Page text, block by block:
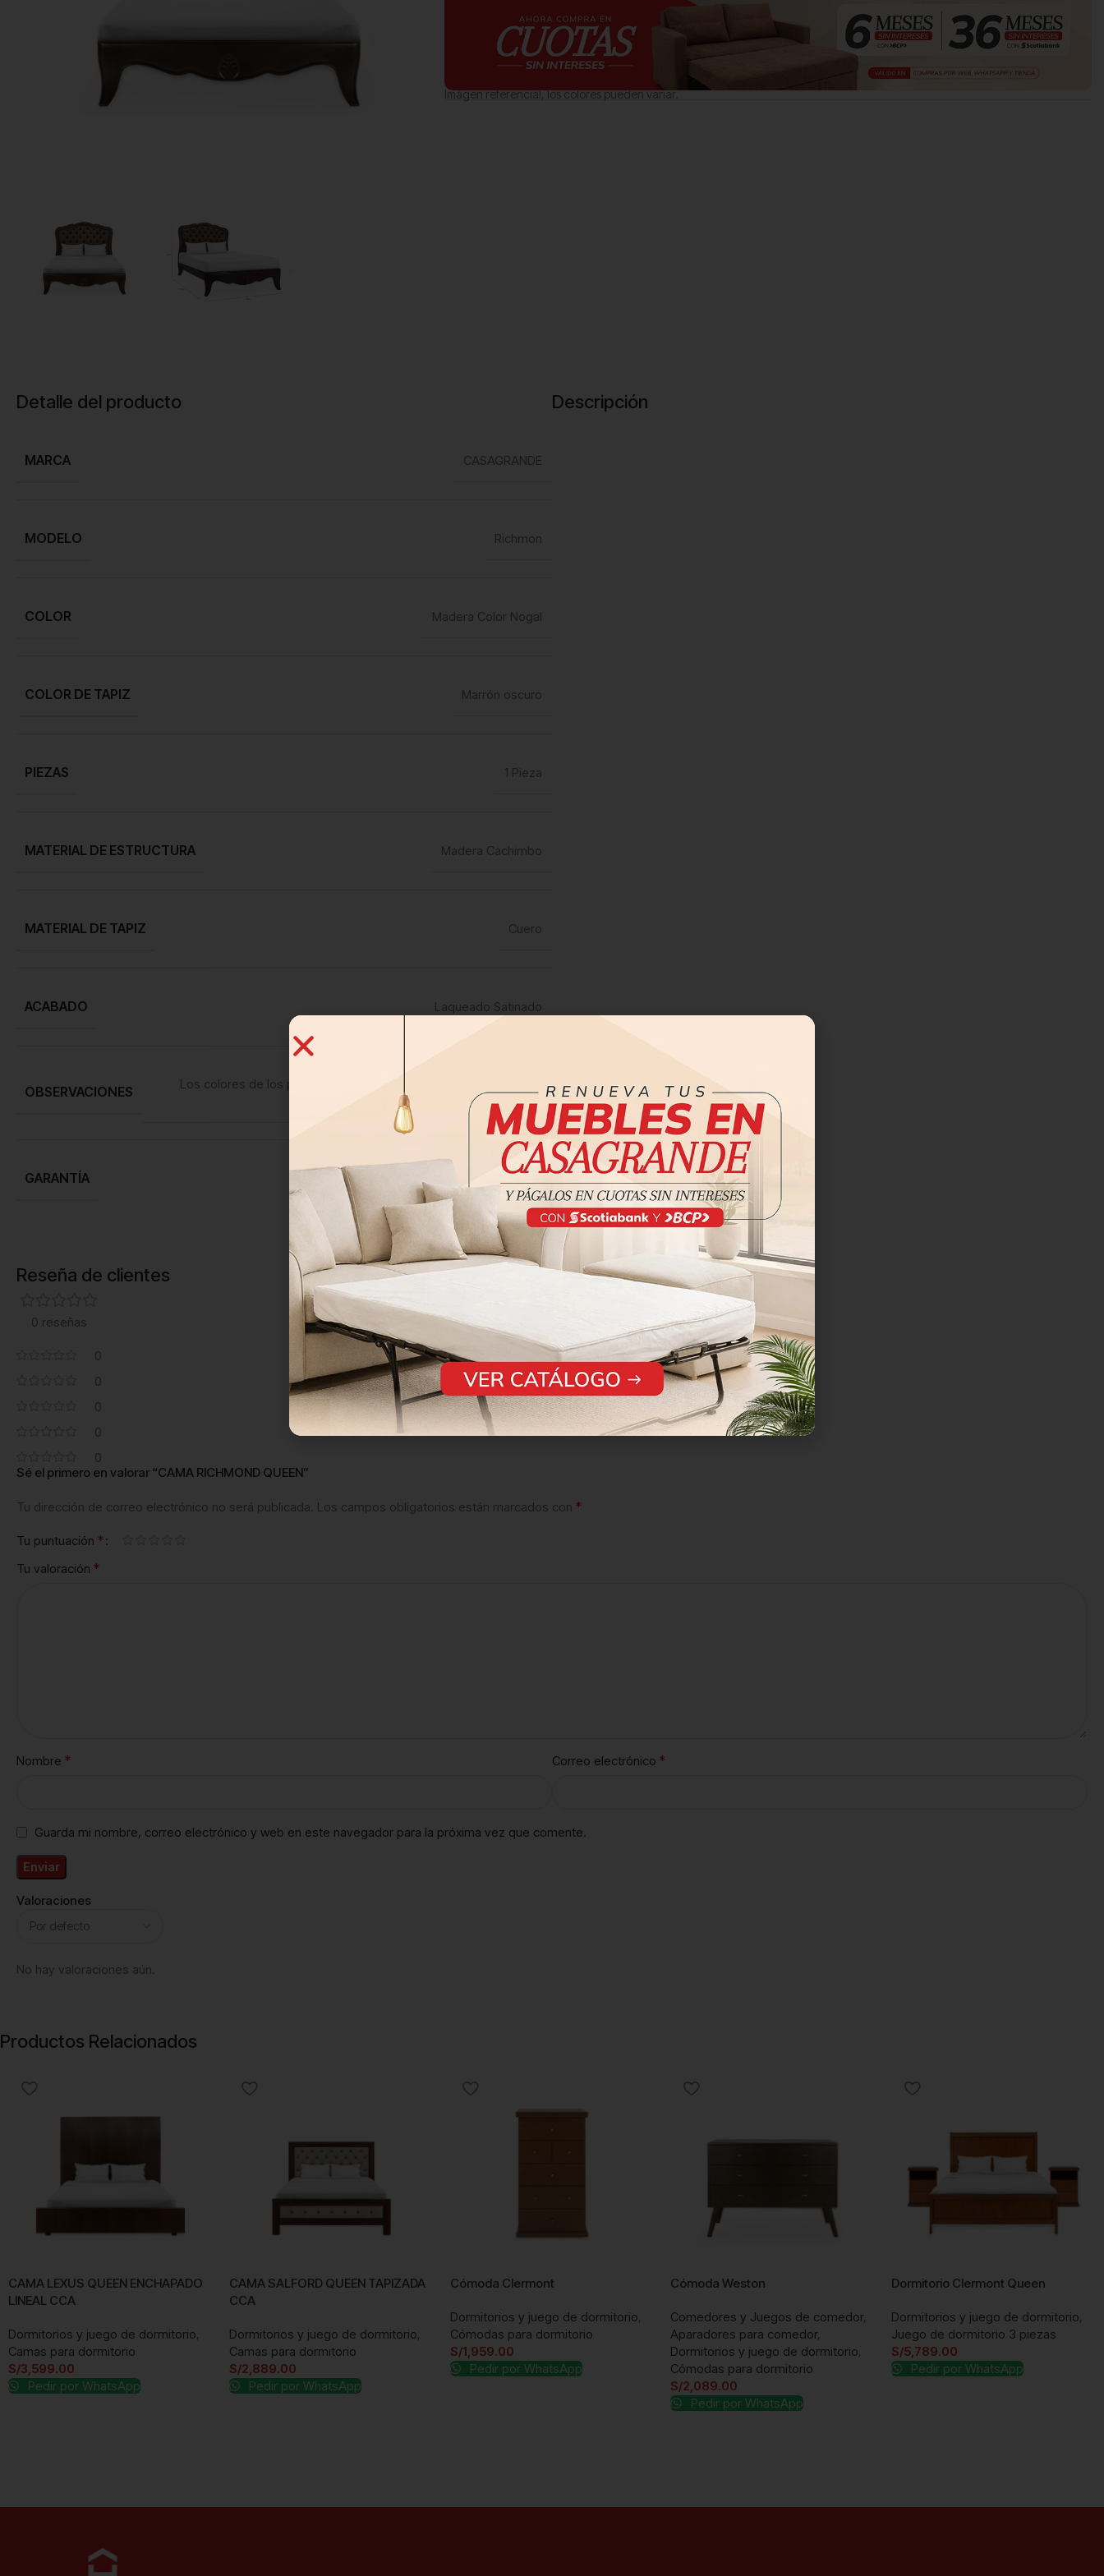
Imágen referencial, los colores pueden variar.
Detalle del producto
MARCA CASAGRANDE
MODELO Richmon
COLOR Madera Color Nogal
COLOR DE TAPIZ Marrón oscuro
PIEZAS 1 Pieza
MATERIAL DE ESTRUCTURA Madera Cachimbo
MATERIAL DE TAPIZ Cuero
ACABADO Laqueado Satinado
OBSERVACIONES
Los colores de los productos pueden variar según su dispositivo
electrónico.
GARANTÍA 1 año
Descripción
Reseña de clientes
0 reseñas
0
0
0
0
0
Valoraciones
No hay valoraciones aún.
Sé el primero en valorar “CAMA RICHMOND QUEEN”
Tu dirección de correo electrónico no será publicada. Los campos obligatorios están marcados con *
Tu puntuación *
Tu valoración *
Nombre * Correo electrónico *
Guarda mi nombre, correo electrónico y web en este navegador para la próxima vez que comente.
Productos Relacionados
CAMA LEXUS QUEEN ENCHAPADO
LINEAL CCA
Dormitorios y juego de dormitorio,
Camas para dormitorio
S/3,599.00
Pedir por WhatsApp
CAMA SALFORD QUEEN TAPIZADA
CCA
Dormitorios y juego de dormitorio,
Camas para dormitorio
S/2,889.00
Pedir por WhatsApp
Cómoda Clermont
Dormitorios y juego de dormitorio,
Cómodas para dormitorio
S/1,959.00
Pedir por WhatsApp
Cómoda Weston
Comedores y Juegos de comedor,
Aparadores para comedor,
Dormitorios y juego de dormitorio,
Cómodas para dormitorio
S/2,089.00
Pedir por WhatsApp
Dormitorio Clermont Queen
Dormitorios y juego de dormitorio,
Juego de dormitorio 3 piezas
S/5,789.00
Pedir por WhatsApp